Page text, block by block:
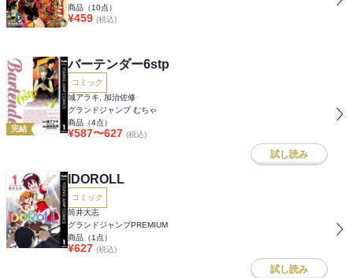
商品（10点）
¥459 (税込)
完結
バーテンダー6stp
コミック
城アラキ, 加治佐修
グランドジャンプ むちゃ
商品（4点）
¥587〜627 (税込)
試し読み
IDOROLL
コミック
筒井大志
グランドジャンプPREMIUM
商品（1 点）
¥627 (税込)
試し読み